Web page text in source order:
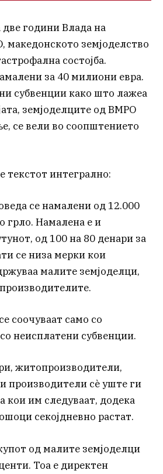
две години Влада на
земјоделство
состојба.
за 40 милиони евра.
субвенции како што лажеа
земјоделците од ВМРО
се вели во соопштението
текстот интегрално:
се намалени од 12.000
грло. Намалена е и
од 100 на 80 денари за
се низа мерки кои
малите земјоделци,
соочуваат само со
неисплатени субвенции.
житопроизводители,
производители сè уште ги
кои им следуваат, додека
секојдневно растат.
од малите земјоделци
Тоа е директен